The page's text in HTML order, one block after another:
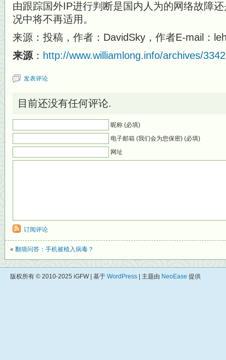
由跟踪国外IP进行判断是国内人为的网络故障
况中将不再适用。
来源：投稿，作者：DavidSky，作者E-mail：
来源 ： http://www.williamlong.info/archives/
发表评论
目前还没有任何评论.
昵称 (必填)
电子邮箱 (我们会为您保密) (必填)
网址
订阅评论
« 翻墙问答：手机被植入病毒？
版权所有 © 2010-2025 iGFW | 基于 WordPress | 主题由 NeoEase 提供